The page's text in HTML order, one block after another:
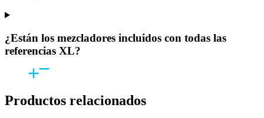
¿Están los mezcladores incluidos con todas las
referencias XL?
Productos relacionados